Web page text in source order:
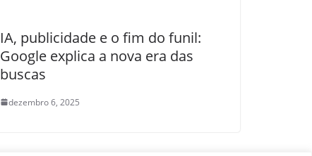
IA, publicidade e o fim do funil:
Google explica a nova era das
buscas
dezembro 6, 2025